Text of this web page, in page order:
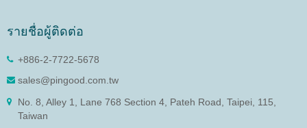
รายชื่อผู้ติดต่อ
+886-2-7722-5678
sales@pingood.com.tw
No. 8, Alley 1, Lane 768 Section 4, Pateh Road, Taipei, 115,
Taiwan